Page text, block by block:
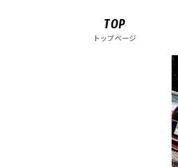
TOP
トップページ